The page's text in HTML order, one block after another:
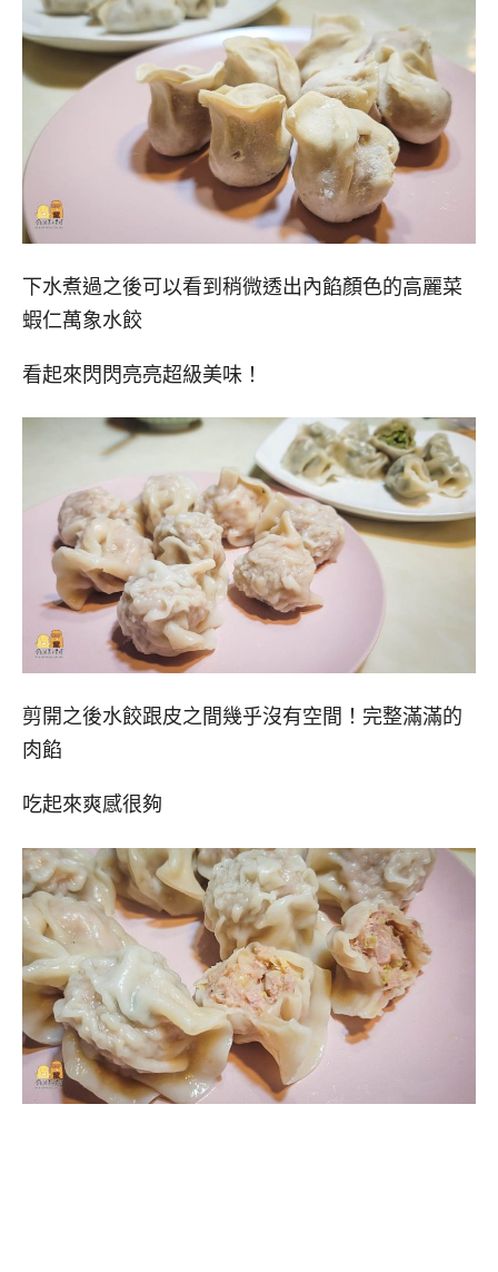
下水煮過之後可以看到稍微透出內餡顏色的高麗菜
蝦仁萬象水餃
看起來閃閃亮亮超級美味！
剪開之後水餃跟皮之間幾乎沒有空間！完整滿滿的
肉餡
吃起來爽感很夠